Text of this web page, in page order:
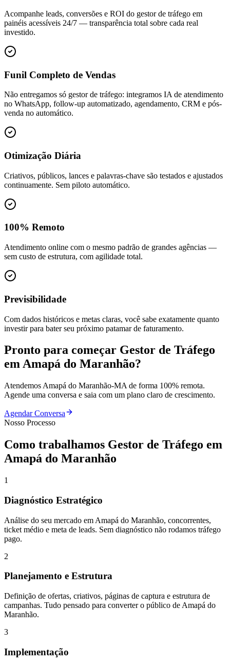
Acompanhe leads, conversões e ROI do gestor de tráfego em
painéis acessíveis 24/7 — transparência total sobre cada real
investido.
Funil Completo de Vendas
Não entregamos só gestor de tráfego: integramos IA de atendimento
no WhatsApp, follow-up automatizado, agendamento, CRM e pós-
venda no automático.
Otimização Diária
Criativos, públicos, lances e palavras-chave são testados e ajustados
continuamente. Sem piloto automático.
100% Remoto
Atendimento online com o mesmo padrão de grandes agências —
sem custo de estrutura, com agilidade total.
Previsibilidade
Com dados históricos e metas claras, você sabe exatamente quanto
investir para bater seu próximo patamar de faturamento.
Pronto para começar Gestor de Tráfego
emAmapá do Maranhão?
Atendemos Amapá do Maranhão-MA de forma 100% remota.
Agende uma conversa e saia com um plano claro de crescimento.
Agendar Conversa
Nosso Processo
Como trabalhamos Gestor de Tráfego em
Amapá do Maranhão
1
Diagnóstico Estratégico
Análise do seu mercado em Amapá do Maranhão, concorrentes,
ticket médio e meta de leads. Sem diagnóstico não rodamos tráfego
pago.
2
Planejamento e Estrutura
Definição de ofertas, criativos, páginas de captura e estrutura de
campanhas. Tudo pensado para converter o público de Amapá do
Maranhão.
3
Implementação